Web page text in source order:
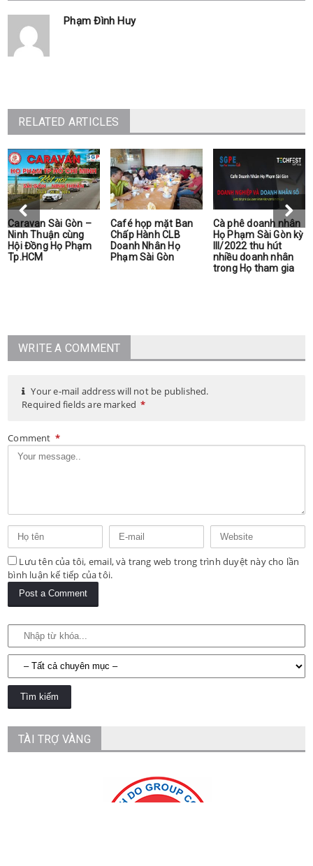
Phạm Đình Huy
RELATED ARTICLES
Caravan Sài Gòn –
Ninh Thuận cùng
Hội Đồng Họ Phạm
Tp.HCM
Café họp mặt Ban
Chấp Hành CLB
Doanh Nhân Họ
Phạm Sài Gòn
Cà phê doanh nhân
Họ Phạm Sài Gòn kỳ
III/2022 thu hút
nhiều doanh nhân
trong Họ tham gia
WRITE A COMMENT
Your e-mail address will not be published.
Required fields are marked *
Comment *
Lưu tên của tôi, email, và trang web trong trình duyệt này cho lần
bình luận kế tiếp của tôi.
TÀI TRỢ VÀNG